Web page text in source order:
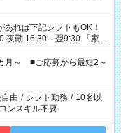
16:30～翌9:30 「家族
夕飯の準備がしたい」
、ご希望を教えてください
計で週40時間を超える場
月～ ■ご応募から最短2～
由 / シフト勤務 / 10名以
ンスキル不要